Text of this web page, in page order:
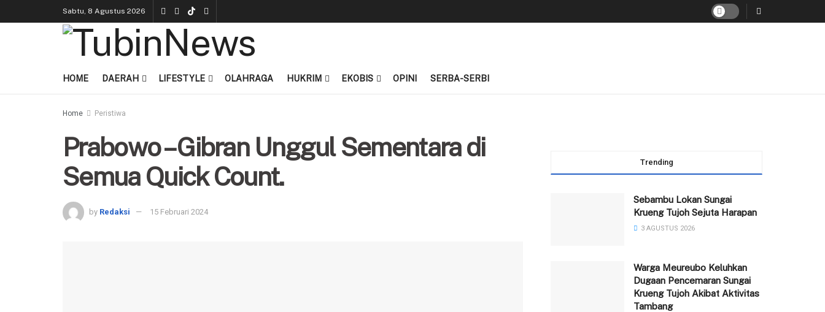
Sabtu, 8 Agustus 2026
HOME DAERAH LIFESTYLE OLAHRAGA HUKRIM EKOBIS OPINI SERBA-SERBI
Home Peristiwa
Prabowo – Gibran Unggul Sementara di
Semua Quick Count.
by Redaksi 15 Februari 2024
Trending
Sebambu Lokan Sungai
Krueng Tujoh Sejuta Harapan
3 AGUSTUS 2026
Warga Meureubo Keluhkan
Dugaan Pencemaran Sungai
Krueng Tujoh Akibat Aktivitas
Tambang